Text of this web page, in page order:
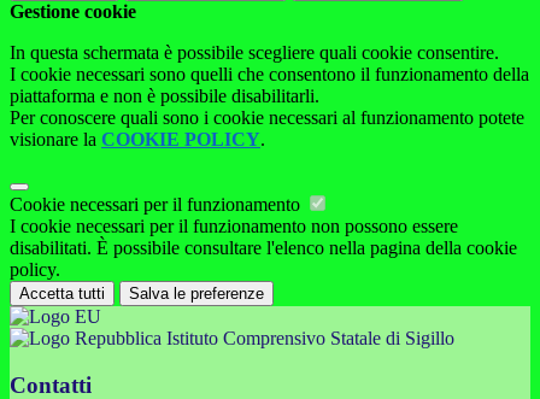
Gestione cookie
In questa schermata è possibile scegliere quali cookie consentire.
I cookie necessari sono quelli che consentono il funzionamento della
piattaforma e non è possibile disabilitarli.
Per conoscere quali sono i cookie necessari al funzionamento potete
visionare la COOKIE POLICY.
Cookie necessari per il funzionamento
I cookie necessari per il funzionamento non possono essere
disabilitati. È possibile consultare l'elenco nella pagina della cookie
policy.
Accetta tutti Salva le preferenze
Istituto Comprensivo Statale di Sigillo
Contatti